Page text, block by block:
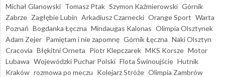
Michał Glanowski Tomasz Ptak Szymon Kaźmierowski Górnik
Zabrze Zagłębie Lubin Arkadiusz Czarnecki Orange Sport Warta
Poznań Bogdanka Łęczna Mindaugas Kalonas Olimpia Olsztynek
Adam Zejer Pamiętam i nie zapomnę Górnik Łęczna Naki Olsztyn
Cracovia Błękitni Orneta Piotr Klepczarek MKS Korsze Motor
Lubawa Wojewódzki Puchar Polski Flota Świnoujście Hutnik
Kraków rozmowa po meczu Kolejarz Stróże Olimpia Zambrów